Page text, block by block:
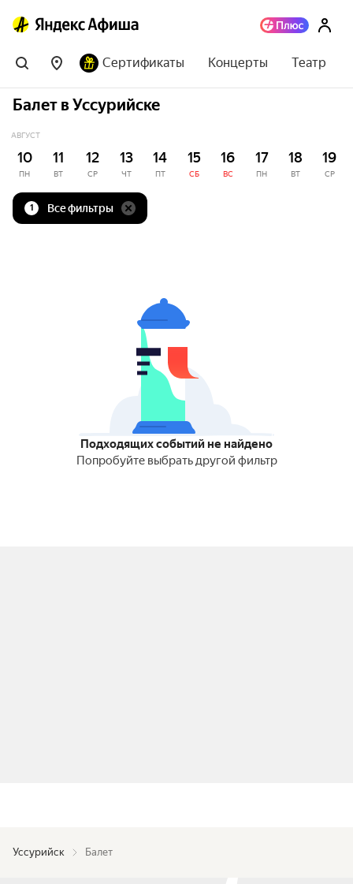
Сертификаты Концерты Театр
Балет в Уссурийске
АВГУСТ
10
ПН
11
ВТ
12
СР
13
ЧТ
14
ПТ
15
СБ
16
ВС
17
ПН
18
ВТ
19
СР
1 Все фильтры
Подходящих событий не найдено
Попробуйте выбрать другой фильтр
Уссурийск Балет